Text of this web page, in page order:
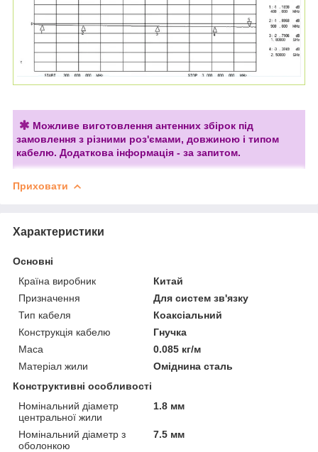
Можливе виготовлення антенних збірок під
замовлення з різними роз'ємами, довжиною і типом
кабелю. Додаткова інформація - за запитом.
Приховати
Характеристики
Основні
Країна виробник
Китай
Призначення
Для систем зв'язку
Тип кабеля
Коаксіальний
Конструкція кабелю
Гнучка
Маса
0.085 кг/м
Матеріал жили
Оміднина сталь
Конструктивні особливості
Номінальний діаметр
центральної жили
1.8 мм
Номінальний діаметр з
оболонкою
7.5 мм